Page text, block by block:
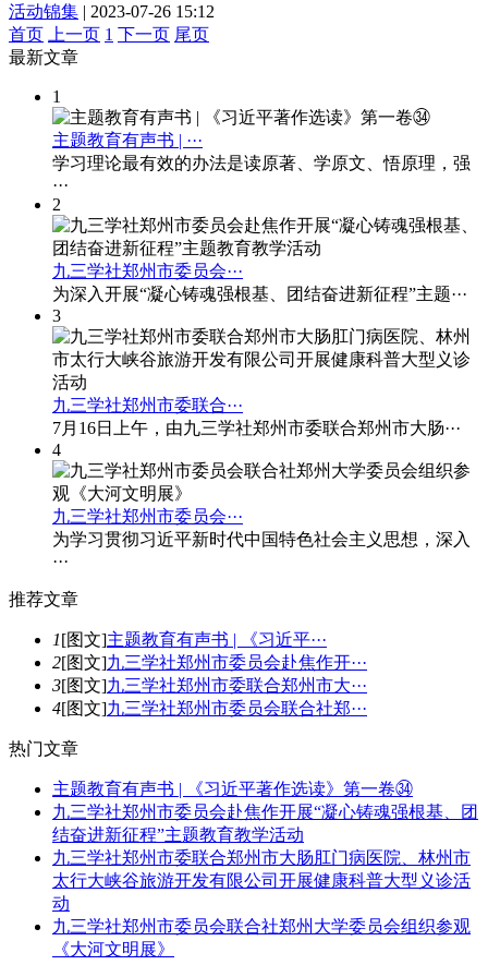
活动锦集 | 2023-07-26 15:12
首页
上一页 1 下一页 尾页
最新文章
1
主题教育有声书 | ···
学习理论最有效的办法是读原著、学原文、悟原理，强
···
2
九三学社郑州市委员会···
为深入开展“凝心铸魂强根基、团结奋进新征程”主题···
3
九三学社郑州市委联合···
7月16日上午，由九三学社郑州市委联合郑州市大肠···
4
九三学社郑州市委员会···
为学习贯彻习近平新时代中国特色社会主义思想，深入
···
推荐文章
1[图文]主题教育有声书 | 《习近平···
2[图文]九三学社郑州市委员会赴焦作开···
3[图文]九三学社郑州市委联合郑州市大···
4[图文]九三学社郑州市委员会联合社郑···
热门文章
主题教育有声书 | 《习近平著作选读》第一卷㉞
九三学社郑州市委员会赴焦作开展“凝心铸魂强根基、团
结奋进新征程”主题教育教学活动
九三学社郑州市委联合郑州市大肠肛门病医院、林州市
太行大峡谷旅游开发有限公司开展健康科普大型义诊活
动
九三学社郑州市委员会联合社郑州大学委员会组织参观
《大河文明展》